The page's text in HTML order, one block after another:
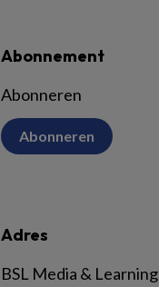
Abonnement
Abonneren
Abonneren
Adres
BSL Media & Learning